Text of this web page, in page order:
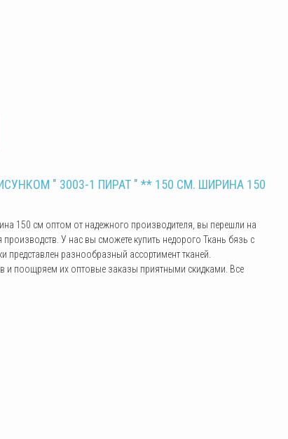
" 3003-1 ПИРАТ " ** 150 СМ. ШИРИНА 150
150 см оптом от надежного производителя, вы перешли на
У нас вы сможете купить недорого Ткань бязь с
разнообразный ассортимент тканей.
и поощряем их оптовые заказы приятными скидками. Все